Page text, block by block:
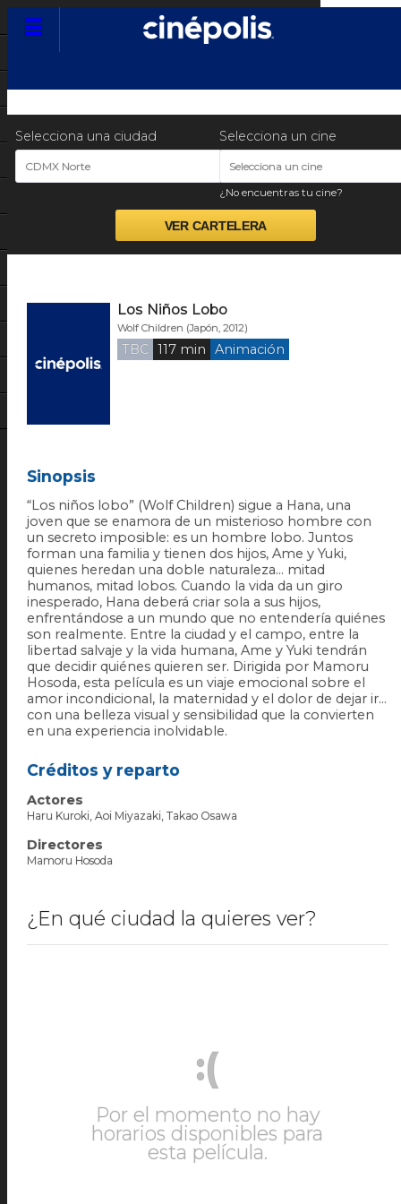
Preventas
Más que cine
Muestras y Festivales
Nuestras Marcas
Paloma & Nacho
Selecciona una ciudad
CDMX Norte
Selecciona un cine
Selecciona un cine
¿No encuentras tu cine?
Los Niños Lobo
Wolf Children (Japón, 2012)
TBC 117 min Animación
Sinopsis
“Los niños lobo” (Wolf Children) sigue a Hana, una
joven que se enamora de un misterioso hombre con
un secreto imposible: es un hombre lobo. Juntos
forman una familia y tienen dos hijos, Ame y Yuki,
quienes heredan una doble naturaleza… mitad
humanos, mitad lobos. Cuando la vida da un giro
inesperado, Hana deberá criar sola a sus hijos,
enfrentándose a un mundo que no entendería quiénes
son realmente. Entre la ciudad y el campo, entre la
libertad salvaje y la vida humana, Ame y Yuki tendrán
que decidir quiénes quieren ser. Dirigida por Mamoru
Hosoda, esta película es un viaje emocional sobre el
amor incondicional, la maternidad y el dolor de dejar ir…
con una belleza visual y sensibilidad que la convierten
en una experiencia inolvidable.
Créditos y reparto
Actores
Haru Kuroki, Aoi Miyazaki, Takao Osawa
Directores
Mamoru Hosoda
¿En qué ciudad la quieres ver?
:(
Por el momento no hay
horarios disponibles para
esta película.